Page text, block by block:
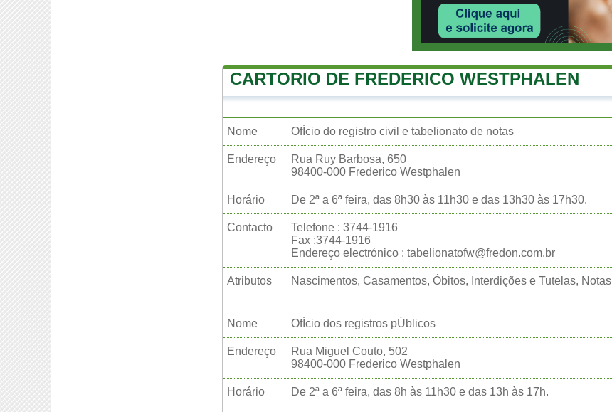
CARTORIO DE FREDERICO WESTPHALEN
Nome OfÍcio do registro civil e tabelionato de notas
Endereço
Rua Ruy Barbosa, 650
98400-000 Frederico Westphalen
Horário De 2ª a 6ª feira, das 8h30 às 11h30 e das 13h30 às 17h30.
Contacto
Telefone : 3744-1916
Fax :3744-1916
Endereço electrónico : tabelionatofw@fredon.com.br
Atributos Nascimentos, Casamentos, Óbitos, Interdições e Tutelas, Notas
Nome OfÍcio dos registros pÚblicos
Endereço
Rua Miguel Couto, 502
98400-000 Frederico Westphalen
Horário De 2ª a 6ª feira, das 8h às 11h30 e das 13h às 17h.